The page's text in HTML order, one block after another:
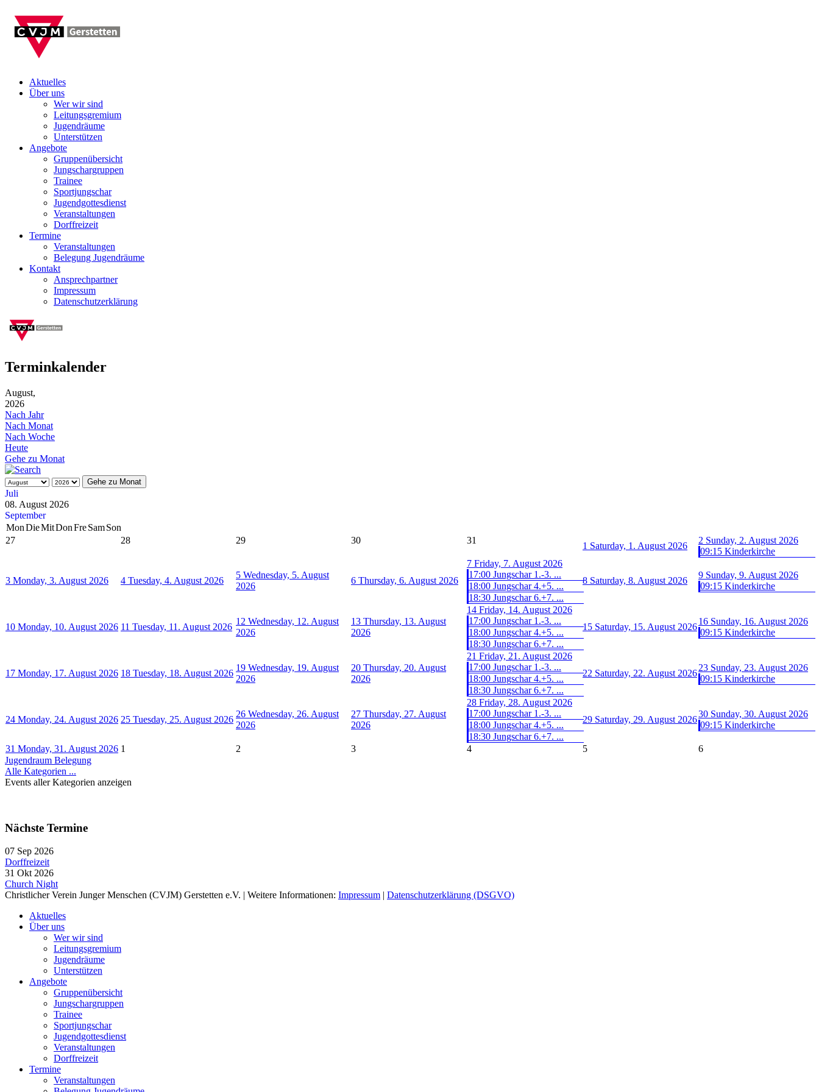
Aktuelles
Über uns
Wer wir sind
Leitungsgremium
Jugendräume
Unterstützen
Angebote
Gruppenübersicht
Jungschargruppen
Trainee
Sportjungschar
Jugendgottesdienst
Veranstaltungen
Dorffreizeit
Termine
Veranstaltungen
Belegung Jugendräume
Kontakt
Ansprechpartner
Impressum
Datenschutzerklärung
Terminkalender
August,
2026
Nach Jahr
Nach Monat
Nach Woche
Heute
Gehe zu Monat
Gehe zu Monat
Juli
08. August 2026
September
MonDieMitDonFreSamSon
27
28 29 30 31
1 Saturday, 1. August 2026
2 Sunday, 2. August 2026
09:15 Kinderkirche
3 Monday, 3. August 2026 4 Tuesday, 4. August 2026
5 Wednesday, 5. August
2026
6 Thursday, 6. August 2026
7 Friday, 7. August 2026
17:00 Jungschar 1.-3. ...
18:00 Jungschar 4.+5. ...
18:30 Jungschar 6.+7. ...
8 Saturday, 8. August 2026
9 Sunday, 9. August 2026
09:15 Kinderkirche
10 Monday, 10. August 2026 11 Tuesday, 11. August 2026
12 Wednesday, 12. August
2026
13 Thursday, 13. August
2026
14 Friday, 14. August 2026
17:00 Jungschar 1.-3. ...
18:00 Jungschar 4.+5. ...
18:30 Jungschar 6.+7. ...
15 Saturday, 15. August 2026
16 Sunday, 16. August 2026
09:15 Kinderkirche
17 Monday, 17. August 2026 18 Tuesday, 18. August 2026
19 Wednesday, 19. August
2026
20 Thursday, 20. August
2026
21 Friday, 21. August 2026
17:00 Jungschar 1.-3. ...
18:00 Jungschar 4.+5. ...
18:30 Jungschar 6.+7. ...
22 Saturday, 22. August 2026
23 Sunday, 23. August 2026
09:15 Kinderkirche
24 Monday, 24. August 2026 25 Tuesday, 25. August 2026
26 Wednesday, 26. August
2026
27 Thursday, 27. August
2026
28 Friday, 28. August 2026
17:00 Jungschar 1.-3. ...
18:00 Jungschar 4.+5. ...
18:30 Jungschar 6.+7. ...
29 Saturday, 29. August 2026
30 Sunday, 30. August 2026
09:15 Kinderkirche
31 Monday, 31. August 2026 1 2 3 4 5
6
Jugendraum Belegung
Alle Kategorien ...
Events aller Kategorien anzeigen
Nächste Termine
07 Sep 2026
Dorffreizeit
31 Okt 2026
Church Night
Christlicher Verein Junger Menschen (CVJM) Gerstetten e.V. | Weitere Informationen: Impressum | Datenschutzerklärung (DSGVO)
Aktuelles
Über uns
Wer wir sind
Leitungsgremium
Jugendräume
Unterstützen
Angebote
Gruppenübersicht
Jungschargruppen
Trainee
Sportjungschar
Jugendgottesdienst
Veranstaltungen
Dorffreizeit
Termine
Veranstaltungen